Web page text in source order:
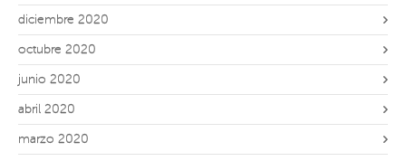
diciembre 2020
octubre 2020
junio 2020
abril 2020
marzo 2020